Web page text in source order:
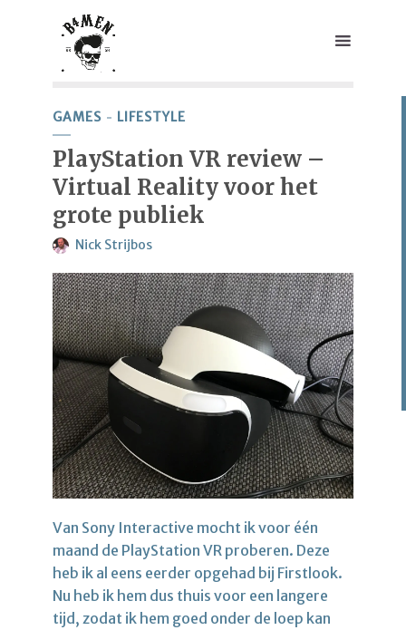
GAMES LIFESTYLE
PlayStation VR review –
Virtual Reality voor het
grote publiek
Nick Strijbos
Van Sony Interactive mocht ik voor één
maand de PlayStation VR proberen. Deze
heb ik al eens eerder opgehad bij Firstlook.
Nu heb ik hem dus thuis voor een langere
tijd, zodat ik hem goed onder de loep kan